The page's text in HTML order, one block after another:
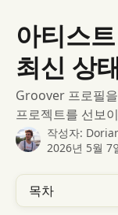
아티스
최신 상
Groover 프로필
프로젝트를 선보
작성자:
2026년 5월 7
목차